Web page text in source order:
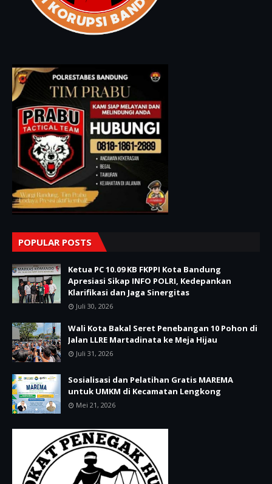
POPULAR POSTS
Ketua PC 10.09 KB FKPPI Kota Bandung
Apresiasi Sikap INFO POLRI, Kedepankan
Klarifikasi dan Jaga Sinergitas
Juli 30, 2026
Wali Kota Bakal Seret Penebangan 10 Pohon di
Jalan LLRE Martadinata ke Meja Hijau
Juli 31, 2026
Sosialisasi dan Pelatihan Gratis MAREMA
untuk UMKM di Kecamatan Lengkong
Mei 21, 2026